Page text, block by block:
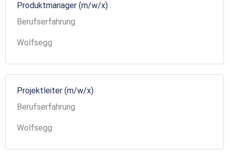
Produktmanager (m/w/x)
Berufserfahrung
Wolfsegg
Projektleiter (m/w/x)
Berufserfahrung
Wolfsegg